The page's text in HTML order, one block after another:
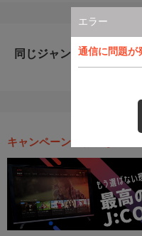
エラー
通信に問題が
同じジャンルのおすすめ
キャンペーン・お得な情報